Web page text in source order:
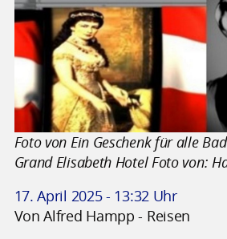
Foto von Ein Geschenk für alle
Grand Elisabeth Hotel Foto von:
17. April 2025 - 13:32 Uhr
Von Alfred Hampp - Reisen